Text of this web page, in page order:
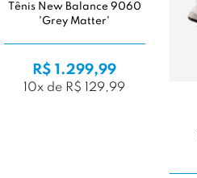
Tênis New Balance 9060
'Grey Matter'
R$ 1.299,99
10x de R$ 129,99